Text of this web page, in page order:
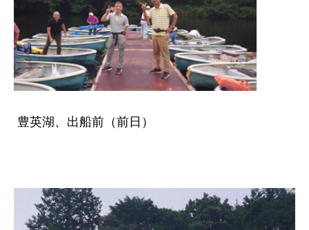
豊英湖、出船前（前日）